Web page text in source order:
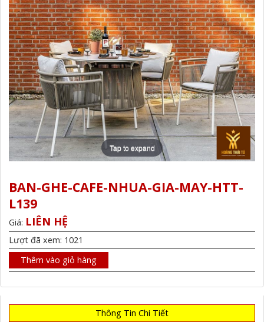
Tap to expand
BAN-GHE-CAFE-NHUA-GIA-MAY-HTT-
L139
Giá: LIÊN HỆ
Lượt đã xem: 1021
Thêm vào giỏ hàng
Thông Tin Chi Tiết